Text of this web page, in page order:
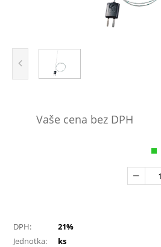
Vaše cena bez DPH
DPH:
21%
Jednotka:
ks